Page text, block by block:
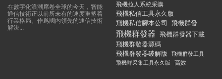
在數字化浪潮席卷全球的今天，智能
通信技術正以前所未有的速度重塑着
行業格局。作爲國内領先的通信技術
解決...
飛機拉人系統采購
飛機私信工具永久版
飛機私信腳本公司
飛機群發
飛機群發器 飛機群發器下載
飛機群發器源碼
飛機群發器破解版
飛機群發工具
飛機群采集工具永久版
高效